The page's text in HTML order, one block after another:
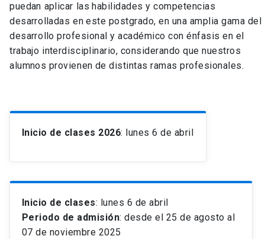
puedan aplicar las habilidades y competencias
desarrolladas en este postgrado, en una amplia gama del
desarrollo profesional y académico con énfasis en el
trabajo interdisciplinario, considerando que nuestros
alumnos provienen de distintas ramas profesionales.
Inicio de clases 2026: lunes 6 de abril
Inicio de clases: lunes 6 de abril
Periodo de admisión: desde el 25 de agosto al
07 de noviembre 2025